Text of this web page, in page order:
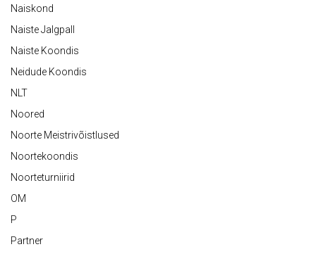
Naiskond
Naiste Jalgpall
Naiste Koondis
Neidude Koondis
NLT
Noored
Noorte Meistrivõistlused
Noortekoondis
Noorteturniirid
OM
P
Partner